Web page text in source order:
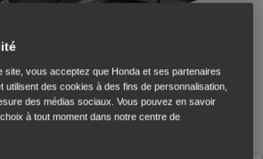
site, vous acceptez que Honda et ses partenaires
utilisent des cookies à des fins de personnalisation,
des médias sociaux. Vous pouvez en savoir
à tout moment dans notre centre de